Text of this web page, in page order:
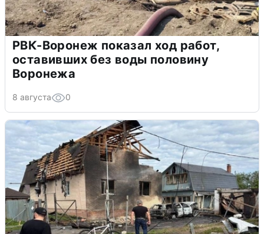
РВК-Воронеж показал ход работ,
оставивших без воды половину
Воронежа
8 августа 0